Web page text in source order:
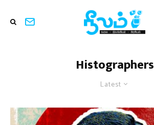
Histographers
Latest